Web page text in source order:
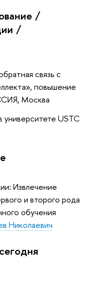
/
/
связь с
, повышение
Москва
университете USTC
Извлечение
и второго рода
обучения
Николаевич